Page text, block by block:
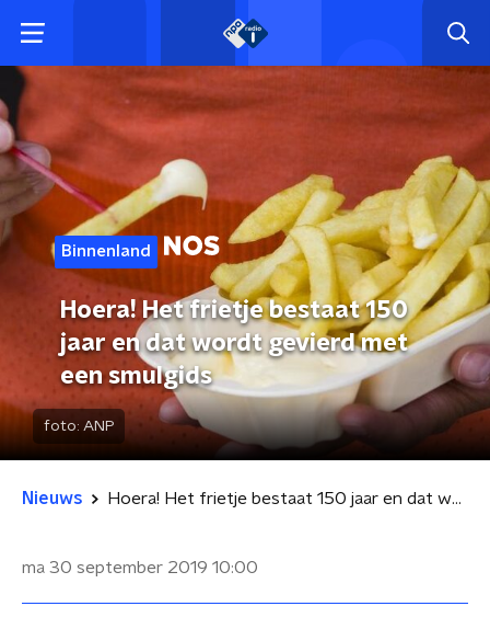
Binnenland
Hoera! Het frietje bestaat 150
jaar en dat wordt gevierd met
een smulgids
foto: ANP
Nieuws Hoera! Het frietje bestaat 150 jaar en dat wordt gevierd met een smulgids
ma 30 september 2019 10:00